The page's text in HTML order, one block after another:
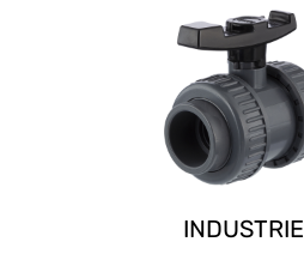
INDUSTRIE